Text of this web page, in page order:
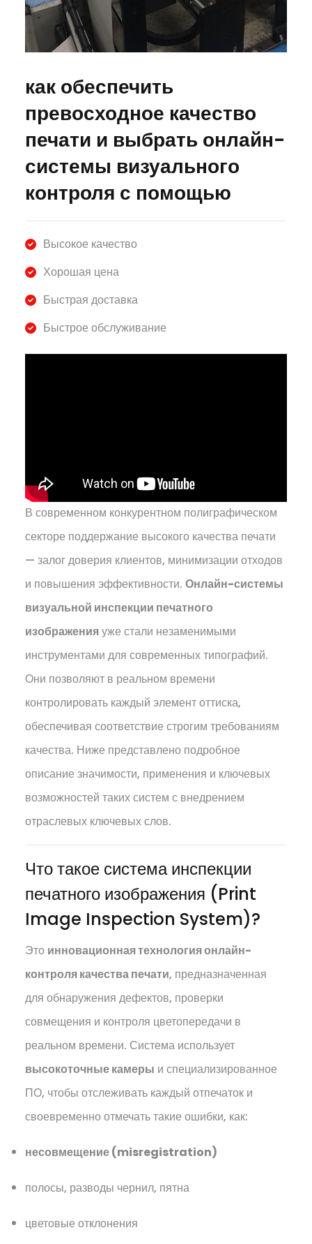
как обеспечить
превосходное качество
печати и выбрать онлайн-
системы визуального
контроля с помощью
Высокое качество
Хорошая цена
Быстрая доставка
Быстрое обслуживание
В современном конкурентном полиграфическом
секторе поддержание высокого качества печати
— залог доверия клиентов, минимизации отходов
и повышения эффективности. Онлайн-системы
визуальной инспекции печатного
изображенияуже стали незаменимыми
инструментами для современных типографий.
Они позволяют в реальном времени
контролировать каждый элемент оттиска,
обеспечивая соответствие строгим требованиям
качества. Ниже представлено подробное
описание значимости, применения и ключевых
возможностей таких систем с внедрением
отраслевых ключевых слов.
Что такое система инспекции
печатного изображения (Print
Image Inspection System)?
Это инновационная технология онлайн-
контроля качества печати, предназначенная
для обнаружения дефектов, проверки
совмещения и контроля цветопередачи в
реальном времени. Система использует
высокоточные камеры и специализированное
ПО, чтобы отслеживать каждый отпечаток и
своевременно отмечать такие ошибки, как:
несовмещение (misregistration)
полосы, разводы чернил, пятна
цветовые отклонения